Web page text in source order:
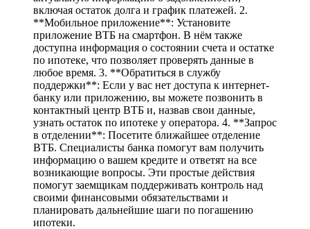
включая остаток долга и график платежей. 2.
**Мобильное приложение**: Установите
приложение ВТБ на смартфон. В нём также
доступна информация о состоянии счета и остатке
по ипотеке, что позволяет проверять данные в
любое время. 3. **Обратиться в службу
поддержки**: Если у вас нет доступа к интернет-
банку или приложению, вы можете позвонить в
контактный центр ВТБ и, назвав свои данные,
узнать остаток по ипотеке у оператора. 4. **Запрос
в отделении**: Посетите ближайшее отделение
ВТБ. Специалисты банка помогут вам получить
информацию о вашем кредите и ответят на все
возникающие вопросы. Эти простые действия
помогут заемщикам поддерживать контроль над
своими финансовыми обязательствами и
планировать дальнейшие шаги по погашению
ипотеки.